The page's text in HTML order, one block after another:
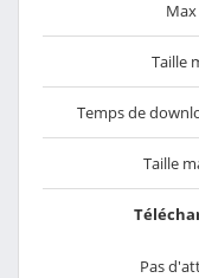
Taille
Temps de
Taille
Pas